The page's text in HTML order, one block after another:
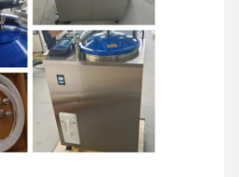
Kontrol
Kualitas
Hubungi